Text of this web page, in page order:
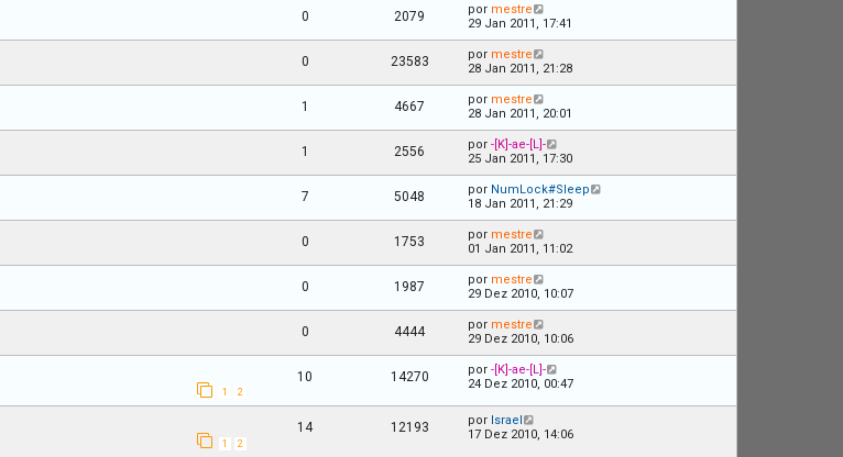
0 2079 por mestre
29 Jan 2011, 17:41
0 23583 por mestre
28 Jan 2011, 21:28
1 4667 por mestre
28 Jan 2011, 20:01
1 2556 por -[K]-ae-[L]-
25 Jan 2011, 17:30
7 5048 por NumLock#Sleep
18 Jan 2011, 21:29
0 1753 por mestre
01 Jan 2011, 11:02
0 1987 por mestre
29 Dez 2010, 10:07
0 4444 por mestre
29 Dez 2010, 10:06
1 2
10 14270 por -[K]-ae-[L]-
24 Dez 2010, 00:47
1 2
14 12193 por Israel
17 Dez 2010, 14:06